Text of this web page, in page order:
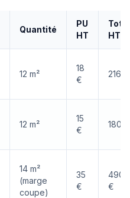
Quantité
PU
HT
Total
HT
12 m²
18
€
216 €
12 m²
15
€
180 €
14 m²
(marge
coupe)
35
€
490
€